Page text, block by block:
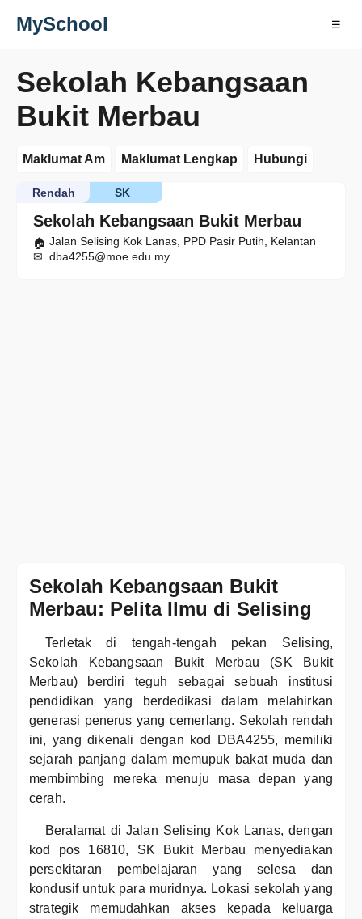
MySchool ☰
Sekolah Kebangsaan
Bukit Merbau
Maklumat Am Maklumat Lengkap Hubungi
Sekolah Kebangsaan Bukit Merbau
SK
Rendah
Jalan Selising Kok Lanas, PPD Pasir Putih, Kelantan
dba4255@moe.edu.my
Sekolah Kebangsaan Bukit
Merbau: Pelita Ilmu di Selising
Terletak di tengah-tengah pekan Selising,
Sekolah Kebangsaan Bukit Merbau (SK Bukit
Merbau) berdiri teguh sebagai sebuah institusi
pendidikan yang berdedikasi dalam melahirkan
generasi penerus yang cemerlang. Sekolah rendah
ini, yang dikenali dengan kod DBA4255, memiliki
sejarah panjang dalam memupuk bakat muda dan
membimbing mereka menuju masa depan yang
cerah.
Beralamat di Jalan Selising Kok Lanas, dengan
kod pos 16810, SK Bukit Merbau menyediakan
persekitaran pembelajaran yang selesa dan
kondusif untuk para muridnya. Lokasi sekolah yang
strategik memudahkan akses kepada keluarga